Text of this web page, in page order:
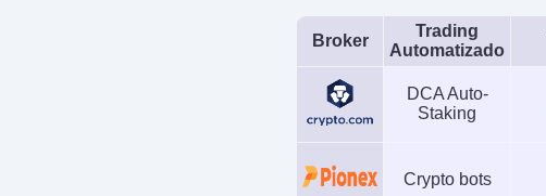
Broker
Trading
Automatizado
DCA Auto-
Staking
Crypto bots